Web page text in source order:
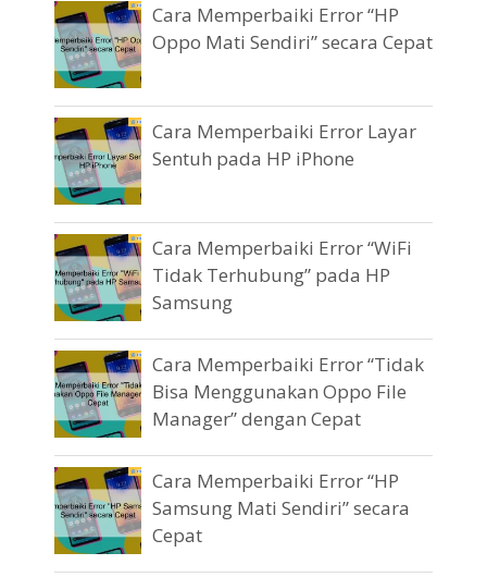
Cara Memperbaiki Error “HP
Oppo Mati Sendiri” secara Cepat
Cara Memperbaiki Error Layar
Sentuh pada HP iPhone
Cara Memperbaiki Error “WiFi
Tidak Terhubung” pada HP
Samsung
Cara Memperbaiki Error “Tidak
Bisa Menggunakan Oppo File
Manager” dengan Cepat
Cara Memperbaiki Error “HP
Samsung Mati Sendiri” secara
Cepat